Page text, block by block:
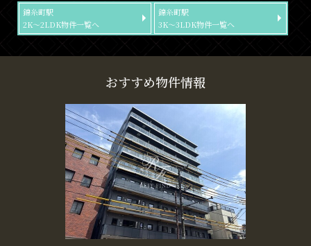
錦糸町駅
2K～2LDK物件一覧へ
錦糸町駅
3K～3LDK物件一覧へ
おすすめ物件情報